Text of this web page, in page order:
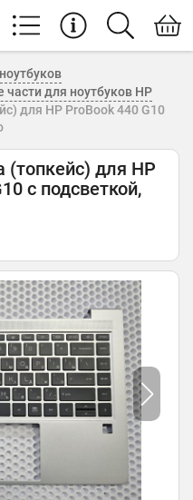
части для ноутбуков HP
для HP ProBook 440 G10
(топкейс) для HP
с подсветкой,